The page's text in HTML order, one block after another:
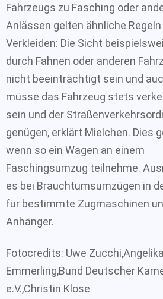
Fahrzeugs zu Fasching oder
Anlässen gelten ähnliche
Verkleiden: Die Sicht
durch Fahnen oder anderen
nicht beeinträchtigt sein und
müsse das Fahrzeug stets
sein und der
genügen, erklärt Mielchen. Dies
wenn so ein Wagen an einem
Faschingsumzug teilnehme.
es bei Brauchtumsumzügen in
für bestimmte Zugmaschinen
Anhänger.
Fotocredits: Uwe Zucchi,Angelika
Emmerling,Bund Deutscher
e.V.,Christin Klose